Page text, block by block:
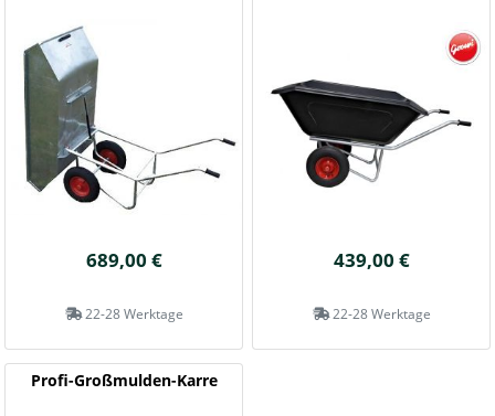
689,00 €
22-28 Werktage
439,00 €
22-28 Werktage
Profi-Großmulden-Karre